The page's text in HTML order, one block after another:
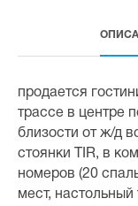
продается
трассе в центре
близости от ж/д
стоянки TIR, в
номеров (20
мест,